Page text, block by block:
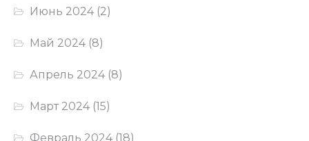
Июнь 2024(2)
Май 2024(8)
Апрель 2024(8)
Март 2024(15)
Февраль 2024(18)